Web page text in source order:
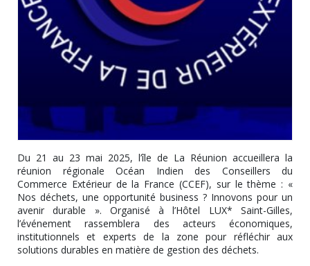
Du 21 au 23 mai 2025, l’île de La Réunion accueillera la
réunion régionale Océan Indien des Conseillers du
Commerce Extérieur de la France (CCEF), sur le thème : «
Nos déchets, une opportunité business ? Innovons pour un
avenir durable ». Organisé à l’Hôtel LUX* Saint-Gilles,
l’événement rassemblera des acteurs économiques,
institutionnels et experts de la zone pour réfléchir aux
solutions durables en matière de gestion des déchets.